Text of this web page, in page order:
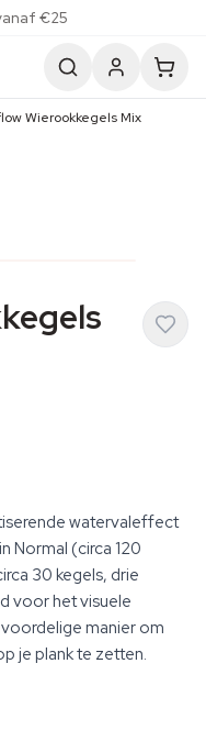
€25
Wierookkegels Mix
watervaleffect
Normal (circa 120
30 kegels, drie
voor het visuele
manier om
je plank te zetten.